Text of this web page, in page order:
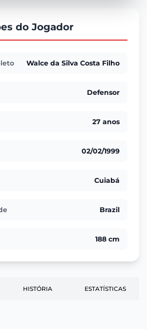
do Jogador
Walce da Silva Costa Filho
Defensor
27 anos
02/02/1999
Cuiabá
Brazil
188 cm
HISTÓRIA ESTATÍSTICAS